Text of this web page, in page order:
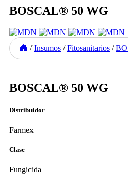
BOSCAL® 50 WG
/ Insumos / Fitosanitarios /
BOSCAL® 50 WG
Distribuidor
Farmex
Clase
Fungicida